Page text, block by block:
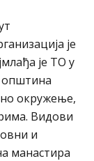
је
је ТО у
општина
окружење,
Видови
и
манастира